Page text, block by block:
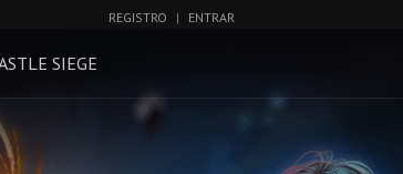
REGISTRO | ENTRAR
SIEGE